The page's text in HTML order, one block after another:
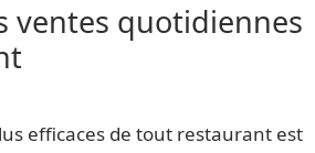
ventes quotidiennes
efficaces de tout restaurant est